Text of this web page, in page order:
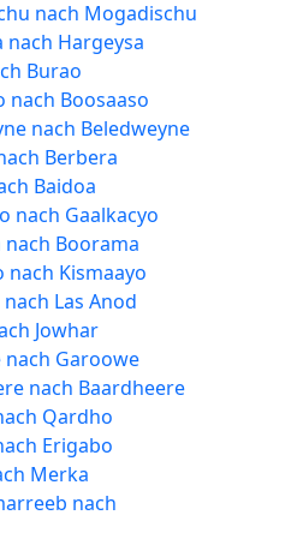
nach Mogadischu
nach Hargeysa
Burao
nach Boosaaso
nach Beledweyne
Berbera
Baidoa
nach Gaalkacyo
Boorama
nach Kismaayo
Las Anod
Jowhar
Garoowe
nach Baardheere
Qardho
Erigabo
Merka
nach